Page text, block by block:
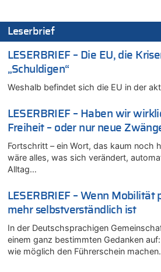
Leipzig, Mechernich und die Frage:
Drohnen mit Strengstoff? War es
Zwölf Jahre nach Aachener
08.08.2026 - 21:28 von Noah
Leipzig, Mechernich und die Frage:
08.08.2026 - 21:11 von Mungo zu
Leipzig, Mechernich und die Frage:
08.08.2026 - 20:49 von Marcel
Leipzig, Mechernich und die Frage:
08.08.2026 - 20:34 von Dax zu
Wasserstand des Rheins in NRW so
Leipzig, Mechernich und die Frage:
Drohnen mit Strengstoff? War es
Leserbrief
LESERBRIEF – Die EU, die
„Schuldigen“
Weshalb befindet sich die EU in der
LESERBRIEF – Haben wir
Freiheit – oder nur neue
Fortschritt – ein Wort, das kaum noch
wäre alles, was sich verändert,
Alltag…
LESERBRIEF – Wenn Mobilität
mehr selbstverständlich ist
In der Deutschsprachigen
einem ganz bestimmten Gedanken
wie möglich den Führerschein